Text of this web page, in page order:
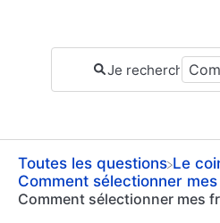
Toutes les questions ​Le
​Comment sélectionner
Comment sélectionner mes